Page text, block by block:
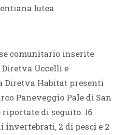
lutea
comunitario inserite
Uccelli e
Diretva Habitat presenti
Paneveggio Pale di San
di seguito: 16
invertebrati, 2 di pesci e 2